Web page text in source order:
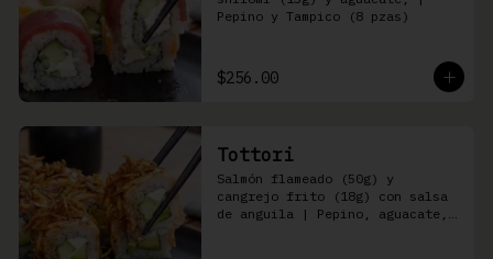
Pepino y Tampico (8 pzas)
$256.00
Tottori
Salmón flameado (50g) y
cangrejo frito (18g) con salsa
de anguila | Pepino, aguacate,